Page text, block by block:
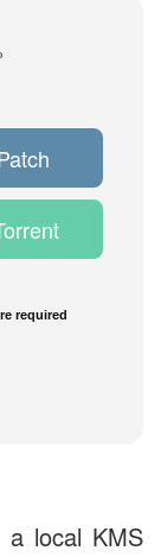
required
a local KMS